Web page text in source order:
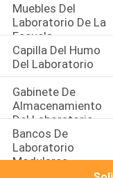
Muebles Del
Laboratorio De La
Escuela
Capilla Del Humo
Del Laboratorio
Gabinete De
Almacenamiento
Del Laboratorio
Bancos De
Laboratorio
Modulares